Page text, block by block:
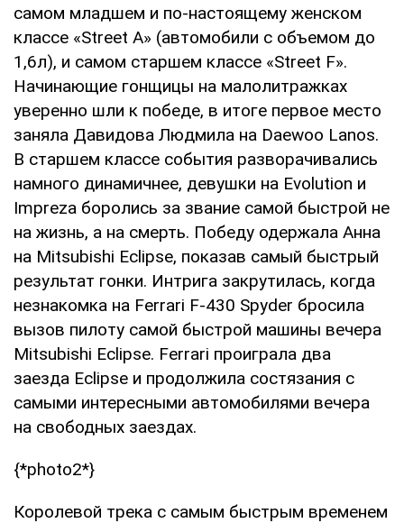
самом младшем и по-настоящему женском
классе «Street A» (автомобили с объемом до
1,6л), и самом старшем классе «Street F».
Начинающие гонщицы на малолитражках
уверенно шли к победе, в итоге первое место
заняла Давидова Людмила на Daewoo Lanos.
В старшем классе события разворачивались
намного динамичнее, девушки на Evolution и
Impreza боролись за звание самой быстрой не
на жизнь, а на смерть. Победу одержала Анна
на Mitsubishi Eclipse, показав самый быстрый
результат гонки. Интрига закрутилась, когда
незнакомка на Ferrari F-430 Spyder бросила
вызов пилоту самой быстрой машины вечера
Mitsubishi Eclipse. Ferrari проиграла два
заезда Eclipse и продолжила состязания с
самыми интересными автомобилями вечера
на свободных заездах.
{*photo2*}
Королевой трека с самым быстрым временем